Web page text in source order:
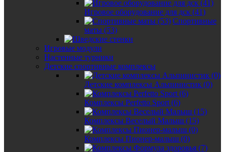
Игровое оборудование для дск (41)
Спортивные
маты (53)
Игровые модули
Настенные турники
Детские спортивные комплексы
Детские комплексы Альпинистик (0)
Комплексы Perfetto Sport (6)
Комплексы Веселый Малыш (15)
Комплексы Пионер-малыш (0)